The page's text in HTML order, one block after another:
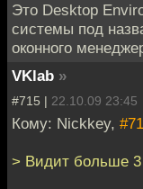
Это Desktop
системы под
оконного
VKlab »
#715 | 22.10.09 23:45
Кому: Nickkey,
> Видит больше 3